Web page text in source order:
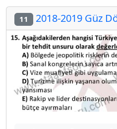
11 2018-2019 Güz